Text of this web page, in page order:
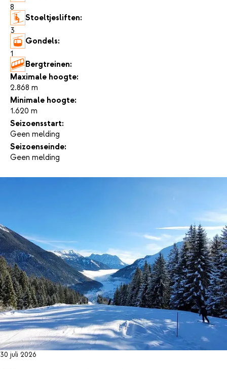
8
Stoeltjesliften:
3
Gondels:
1
Bergtreinen:
-
Maximale hoogte:
2.868 m
Minimale hoogte:
1.620 m
Seizoensstart:
Geen melding
Seizoenseinde:
Geen melding
30 juli 2026